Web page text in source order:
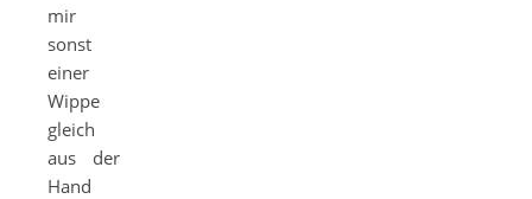
mir
sonst
einer
Wippe
gleich
aus der
Hand